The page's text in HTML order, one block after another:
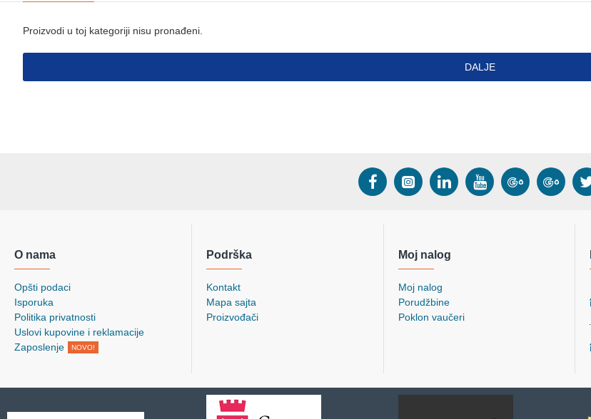
Proizvodi u toj kategoriji nisu pronađeni.
DALJE
O nama
Opšti podaci
Isporuka
Politika privatnosti
Uslovi kupovine i reklamacije
Zaposlenje
NOVO!
Podrška
Kontakt
Mapa sajta
Proizvođači
Moj nalog
Moj nalog
Porudžbine
Poklon vaučeri